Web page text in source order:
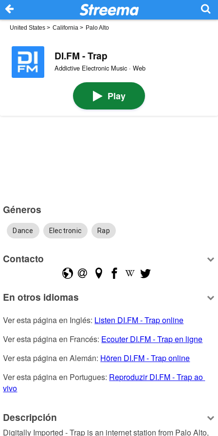
United States > California > Palo Alto
DI.FM - Trap
Addictive Electronic Music · Web
Play
Géneros
Dance Electronic Rap
Contacto
En otros idiomas
Ver esta página en Inglés: Listen DI.FM - Trap online
Ver esta página en Francés: Ecouter DI.FM - Trap en ligne
Ver esta página en Alemán: Hören DI.FM - Trap online
Ver esta página en Portugues: Reproduzir DI.FM - Trap ao
vivo
Descripción
Digitally Imported - Trap is an internet station from Palo Alto,